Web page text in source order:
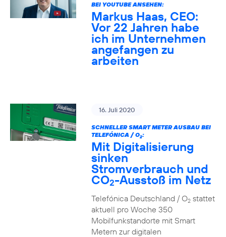
BEI YOUTUBE ANSEHEN:
Markus Haas, CEO:
Vor 22 Jahren habe
ich im Unternehmen
angefangen zu
arbeiten
16. Juli 2020
SCHNELLER SMART METER AUSBAU BEI
TELEFÓNICA / O2:
Mit Digitalisierung
sinken
Stromverbrauch und
CO2-Ausstoß im Netz
Telefónica Deutschland / O2stattet
aktuell pro Woche 350
Mobilfunkstandorte mit Smart
Metern zur digitalen